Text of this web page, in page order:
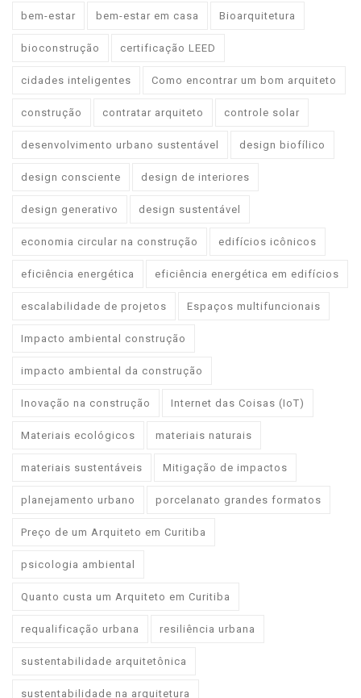
bem-estar bem-estar em casa Bioarquitetura
bioconstrução certificação LEED
cidades inteligentes Como encontrar um bom arquiteto
construção contratar arquiteto controle solar
desenvolvimento urbano sustentável design biofílico
design consciente design de interiores
design generativo design sustentável
economia circular na construção edifícios icônicos
eficiência energética eficiência energética em edifícios
escalabilidade de projetos Espaços multifuncionais
Impacto ambiental construção
impacto ambiental da construção
Inovação na construção Internet das Coisas (IoT)
Materiais ecológicos materiais naturais
materiais sustentáveis Mitigação de impactos
planejamento urbano porcelanato grandes formatos
Preço de um Arquiteto em Curitiba
psicologia ambiental
Quanto custa um Arquiteto em Curitiba
requalificação urbana resiliência urbana
sustentabilidade arquitetônica
sustentabilidade na arquitetura